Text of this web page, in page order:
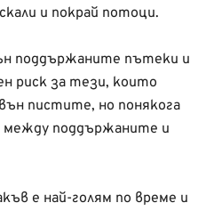
и покрай потоци.
поддържаните пътеки и
риск за тези, които
пистите, но понякога
между поддържаните и
е най-голям по време и